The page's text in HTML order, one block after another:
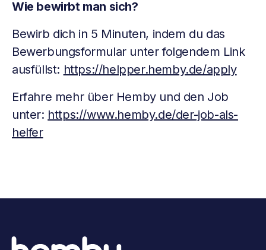
Wie bewirbt man sich?
Bewirb dich in 5 Minuten, indem du das
Bewerbungsformular unter folgendem Link
ausfüllst: https://helpper.hemby.de/apply
Erfahre mehr über Hemby und den Job
unter: https://www.hemby.de/der-job-als-
helfer